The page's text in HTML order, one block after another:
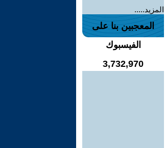
المزيد.....
المعجبين بنا على
الفيسبوك
3,732,970